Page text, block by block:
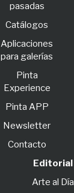
pasadas
Catálogos
Aplicaciones
para galerías
Pinta
Experience
Pinta APP
Newsletter
Contacto
Editorial
Arte al Día